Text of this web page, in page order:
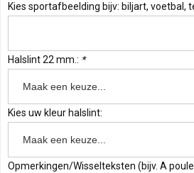
Kies sportafbeelding bijv: biljart, voetbal,
Halslint 22 mm.: *
Kies uw kleur halslint:
Opmerkingen/Wisselteksten (bijv. A